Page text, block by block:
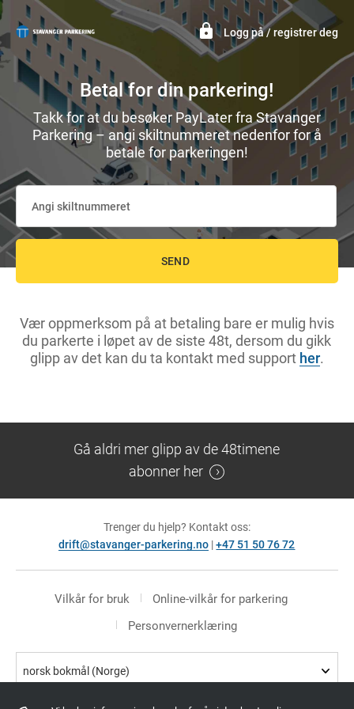
Logg på / registrer deg
Betal for din parkering!
Takk for at du besøker PayLater fra Stavanger
Parkering – angi skiltnummeret nedenfor for å
betale for parkeringen!
Angi skiltnummeret
SEND
Vær oppmerksom på at betaling bare er mulig hvis
du parkerte i løpet av de siste 48t, dersom du gikk
glipp av det kan du ta kontakt med support her.
Gå aldri mer glipp av de 48timene
abonner her
Trenger du hjelp? Kontakt oss:
drift@stavanger-parkering.no |+47 51 50 76 72
Vilkår for bruk
Online-vilkår for parkering
Personvernerklæring
norsk bokmål (Norge)